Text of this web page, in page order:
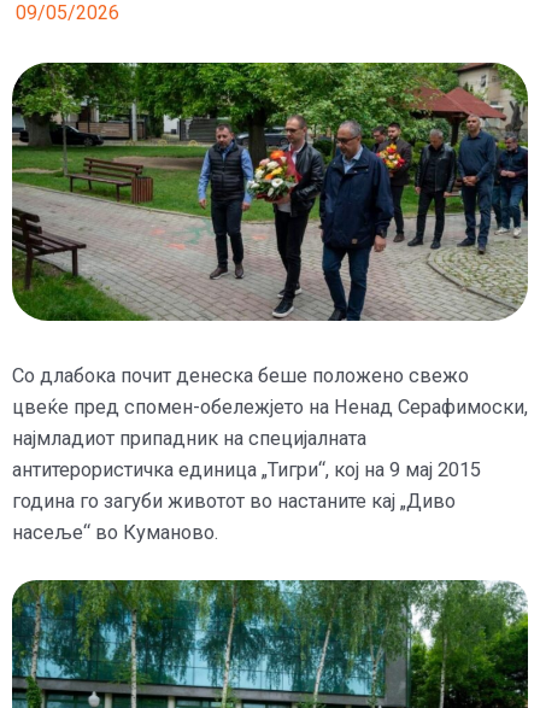
09/05/2026
Со длабока почит денеска беше положено свежо
цвеќе пред спомен-обележјето на Ненад Серафимоски,
најмладиот припадник на специјалната
антитерористичка единица „Тигри“, кој на 9 мај 2015
година го загуби животот во настаните кај „Диво
насеље“ во Куманово.